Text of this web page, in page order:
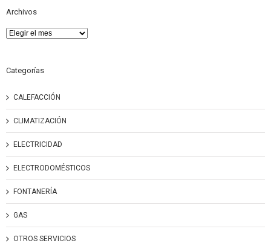
Archivos
Archivos
Categorías
CALEFACCIÓN
CLIMATIZACIÓN
ELECTRICIDAD
ELECTRODOMÉSTICOS
FONTANERÍA
GAS
OTROS SERVICIOS